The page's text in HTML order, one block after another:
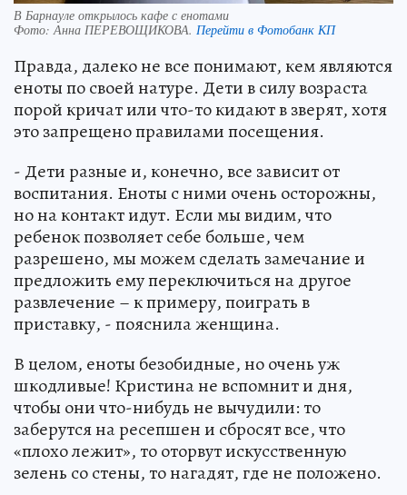
В Барнауле открылось кафе с енотами
Фото:Анна ПЕРЕВОЩИКОВА. Перейти в Фотобанк КП
Правда, далеко не все понимают, кем являются
еноты по своей натуре. Дети в силу возраста
порой кричат или что-то кидают в зверят, хотя
это запрещено правилами посещения.
- Дети разные и, конечно, все зависит от
воспитания. Еноты с ними очень осторожны,
но на контакт идут. Если мы видим, что
ребенок позволяет себе больше, чем
разрешено, мы можем сделать замечание и
предложить ему переключиться на другое
развлечение – к примеру, поиграть в
приставку, - пояснила женщина.
В целом, еноты безобидные, но очень уж
шкодливые! Кристина не вспомнит и дня,
чтобы они что-нибудь не вычудили: то
заберутся на ресепшен и сбросят все, что
«плохо лежит», то оторвут искусственную
зелень со стены, то нагадят, где не положено.